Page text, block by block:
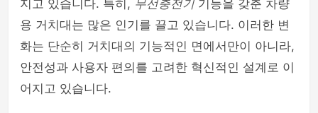
지고 있습니다. 특히, 무선충전기기능을 갖춘 차량
용 거치대는 많은 인기를 끌고 있습니다. 이러한 변
화는 단순히 거치대의 기능적인 면에서만이 아니라,
안전성과 사용자 편의를 고려한 혁신적인 설계로 이
어지고 있습니다.